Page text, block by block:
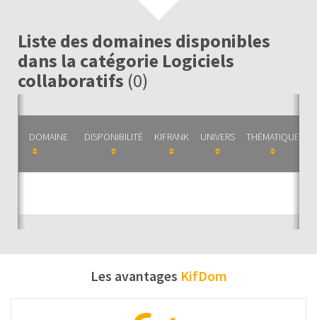
Liste des domaines disponibles
dans la catégorie Logiciels
collaboratifs (0)
DOMAINE DISPONIBILITÉ KIFRANK UNIVERS THÉMATIQUE
Les avantages KifDom